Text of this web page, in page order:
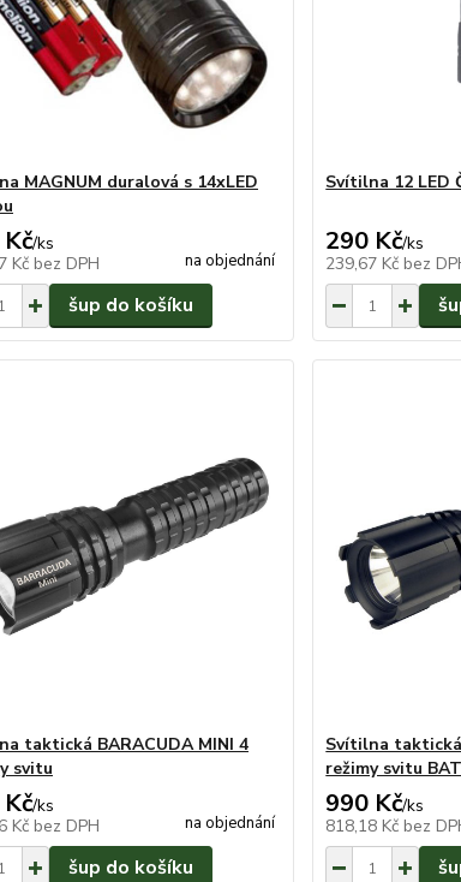
MAGNUM duralová s 14xLED
/ks
Kč bez DPH na objednání
šup do košíku
Svítilna 12 LED
290 Kč/ks
239,67 Kč bez
taktická BARACUDA MINI 4
svitu
/ks
Kč bez DPH na objednání
šup do košíku
Svítilna taktická
režimy svitu
990 Kč/ks
818,18 Kč bez